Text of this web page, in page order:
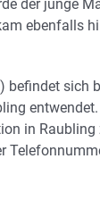
der junge
ebenfalls
befindet sich
in